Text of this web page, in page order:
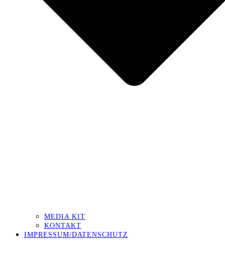
MEDIA KIT
KONTAKT
IMPRESSUM/DATENSCHUTZ